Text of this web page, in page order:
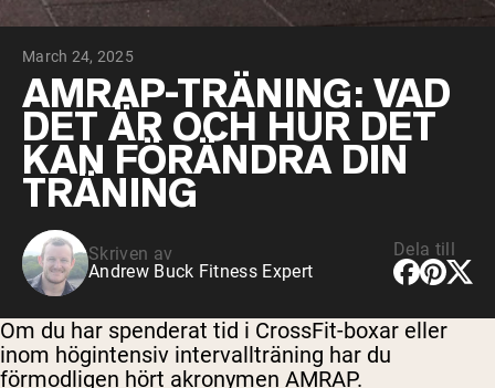
Shop All Protein Powders
VEGAN PROTEIN Best Seller
Ärtprotein
Jordnötssmör
Fröproteinpulver
Ekologiskt risprotein
Proteindrinkar
Vegan viktökare
Shop All Vegan Protein
March 24, 2025
AMRAP-TRÄNING: VAD
DET ÄR OCH HUR DET
KAN FÖRÄNDRA DIN
TRÄNING
Skriven av
Andrew Buck Fitness Expert
Dela till
Om du har spenderat tid i CrossFit-boxar eller
inom högintensiv intervallträning har du
förmodligen hört akronymen AMRAP.